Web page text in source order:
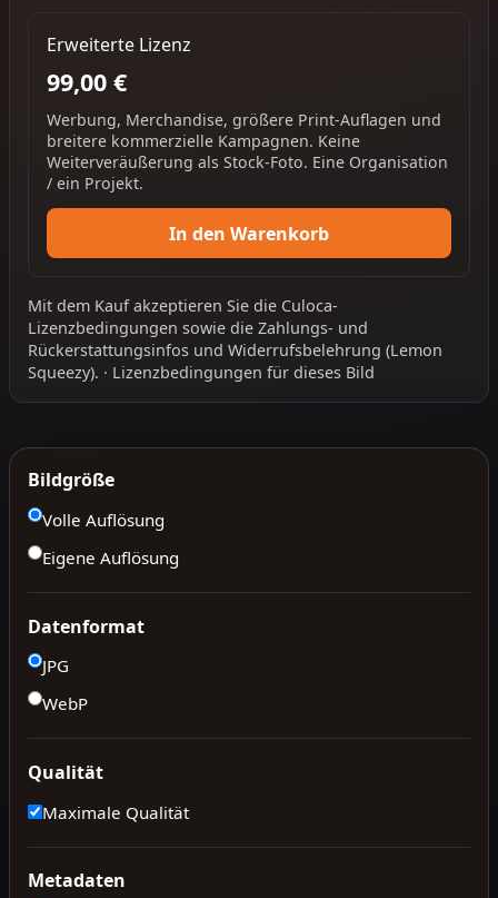
Erweiterte Lizenz
99,00 €
Werbung, Merchandise, größere Print-Auflagen und
breitere kommerzielle Kampagnen. Keine
Weiterveräußerung als Stock-Foto. Eine Organisation
/ ein Projekt.
In den Warenkorb
Mit dem Kauf akzeptieren Sie die Culoca-
Lizenzbedingungen sowie die Zahlungs- und
Rückerstattungsinfos und Widerrufsbelehrung (Lemon
Squeezy). · Lizenzbedingungen für dieses Bild
Bildgröße
Volle Auflösung
Eigene Auflösung
Datenformat
JPG
WebP
Qualität
Maximale Qualität
Metadaten